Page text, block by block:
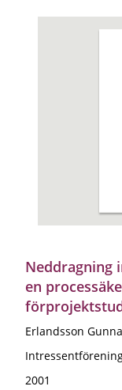
Neddragning
en
Erlandsson
2001